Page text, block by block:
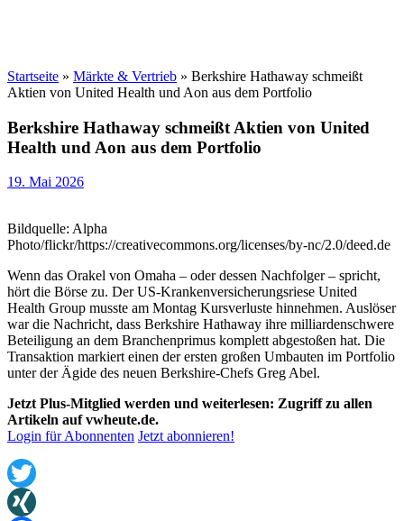
Startseite » Märkte & Vertrieb » Berkshire Hathaway schmeißt
Aktien von United Health und Aon aus dem Portfolio
Berkshire Hathaway schmeißt Aktien von United
Health und Aon aus dem Portfolio
19. Mai 2026
Bildquelle: Alpha
Photo/flickr/https://creativecommons.org/licenses/by-nc/2.0/deed.de
Wenn das Orakel von Omaha – oder dessen Nachfolger – spricht,
hört die Börse zu. Der US-Krankenversicherungsriese United
Health Group musste am Montag Kursverluste hinnehmen. Auslöser
war die Nachricht, dass Berkshire Hathaway ihre milliardenschwere
Beteiligung an dem Branchenprimus komplett abgestoßen hat. Die
Transaktion markiert einen der ersten großen Umbauten im Portfolio
unter der Ägide des neuen Berkshire-Chefs Greg Abel.
Jetzt Plus-Mitglied werden und weiterlesen: Zugriff zu allen
Artikeln auf vwheute.de.
Login für Abonnenten Jetzt abonnieren!
Twitter